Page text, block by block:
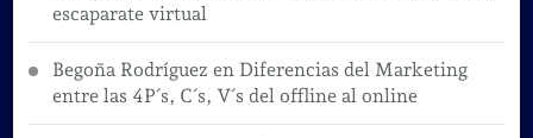
escaparate virtual
Begoña Rodríguez en Diferencias del Marketing
entre las 4P´s, C´s, V´s del offline al online